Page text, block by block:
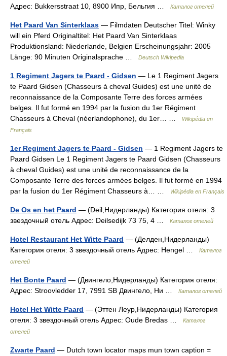
Адрес: Bukkersstraat 10, 8900 Ипр, Бельгия …
Каталог отелей
Het Paard Van Sinterklaas — Filmdaten Deutscher Titel: Winky
will ein Pferd Originaltitel: Het Paard Van Sinterklaas
Produktionsland: Niederlande, Belgien Erscheinungsjahr: 2005
Länge: 90 Minuten Originalsprache …
Deutsch Wikipedia
1 Regiment Jagers te Paard - Gidsen — Le 1 Regiment Jagers
te Paard Gidsen (Chasseurs à cheval Guides) est une unité de
reconnaissance de la Composante Terre des forces armées
belges. Il fut formé en 1994 par la fusion du 1er Régiment
Chasseurs à Cheval (néerlandophone), du 1er… …
Wikipédia en
Français
1er Regiment Jagers te Paard - Gidsen — 1 Regiment Jagers te
Paard Gidsen Le 1 Regiment Jagers te Paard Gidsen (Chasseurs
à cheval Guides) est une unité de reconnaissance de la
Composante Terre des forces armées belges. Il fut formé en 1994
par la fusion du 1er Régiment Chasseurs à… …
Wikipédia en Français
De Os en het Paard — (Deil,Нидерланды) Категория отеля: 3
звездочный отель Адрес: Deilsedijk 73 75, 4 …
Каталог отелей
Hotel Restaurant Het Witte Paard — (Делден,Нидерланды)
Категория отеля: 3 звездочный отель Адрес: Hengel …
Каталог
отелей
Het Bonte Paard — (Двингело,Нидерланды) Категория отеля:
Адрес: Stroovledder 17, 7991 SB Двингело, Ни …
Каталог отелей
Hotel Het Witte Paard — (Эттен Леур,Нидерланды) Категория
отеля: 3 звездочный отель Адрес: Oude Bredas …
Каталог
отелей
Zwarte Paard — Dutch town locator maps mun town caption =